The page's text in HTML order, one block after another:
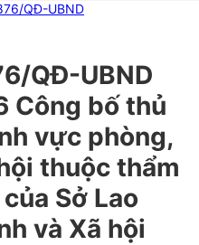
QĐ-UBND
QĐ-UBND
Công bố thủ
vực phòng,
thuộc thẩm
Sở Lao
và Xã hội